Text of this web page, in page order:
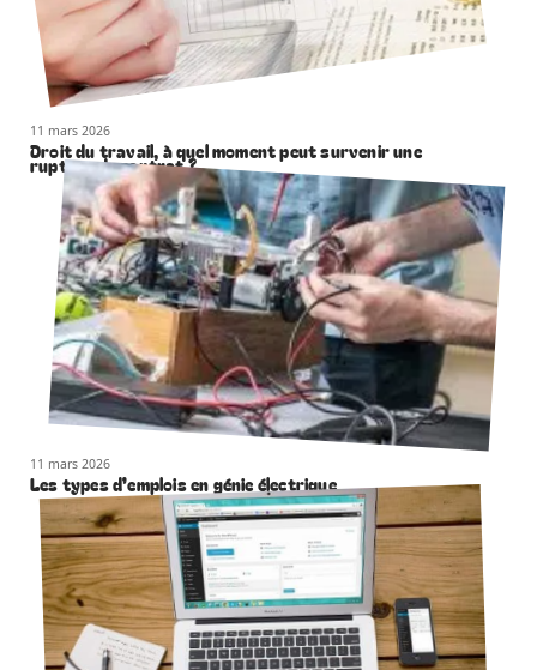
11 mars 2026
Droit du travail, à quel moment peut survenir une
rupture de contrat ?
11 mars 2026
Les types d’emplois en génie électrique